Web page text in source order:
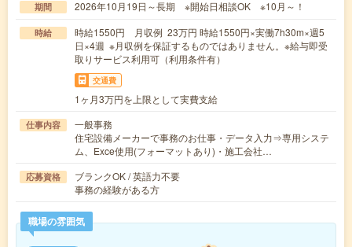
期間 2026年10月19日～長期 ※開始日相談OK ※10月～！
時給
時給1550円 月収例 23万円 時給1550円×実働7h30m×週5
日×4週 ※月収例を保証するものではありません。※給与即受
取りサービス利用可（利用条件有）
交通費
1ヶ月3万円を上限として実費支給
仕事内容
一般事務
住宅設備メーカーで事務のお仕事・データ入力⇒専用システ
ム、Exce使用(フォーマットあり)・施工会社…
応募資格
ブランクOK / 英語力不要
事務の経験がある方
職場の雰囲気